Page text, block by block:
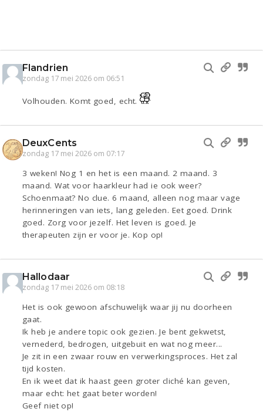
Flandrien
zondag 17 mei 2026 om 06:51
Volhouden. Komt goed, echt.
DeuxCents
zondag 17 mei 2026 om 07:17
3 weken! Nog 1 en het is een maand. 2 maand. 3
maand. Wat voor haarkleur had ie ook weer?
Schoenmaat? No clue. 6 maand, alleen nog maar vage
herinneringen van iets, lang geleden. Eet goed. Drink
goed. Zorg voor jezelf. Het leven is goed. Je
therapeuten zijn er voor je. Kop op!
Hallodaar
zondag 17 mei 2026 om 08:18
Het is ook gewoon afschuwelijk waar jij nu doorheen
gaat.
Ik heb je andere topic ook gezien. Je bent gekwetst,
vernederd, bedrogen, uitgebuit en wat nog meer...
Je zit in een zwaar rouw en verwerkingsproces. Het zal
tijd kosten.
En ik weet dat ik haast geen groter cliché kan geven,
maar echt: het gaat beter worden!
Geef niet op!